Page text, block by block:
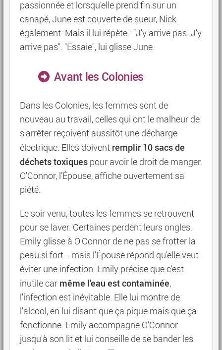
passionnée et lorsqu'elle prend fin sur un
canapé, June est couverte de sueur, Nick
également. Mais il lui répète : "J'y arrive pas. J'y
arrive pas". "Essaie", lui glisse June.
Avant les Colonies
Dans les Colonies, les femmes sont de
nouveau au travail, celles qui ont le malheur de
s'arrêter reçoivent aussitôt une décharge
électrique. Elles doivent remplir 10 sacs de
déchets toxiquespour avoir le droit de manger.
O'Connor, l’Épouse, affiche ouvertement sa
piété.
Le soir venu, toutes les femmes se retrouvent
pour se laver. Certaines perdent leurs ongles.
Emily glisse à O'Connor de ne pas se frotter la
peau si fort... mais l’Épouse répond qu'elle veut
éviter une infection. Emily précise que c'est
inutile car même l'eau est contaminée,
l'infection est inévitable. Elle lui montre de
l'alcool, en lui disant que ça pique mais que ça
fonctionne. Emily accompagne O'Connor
jusqu'à son lit et lui conseille de se bander les